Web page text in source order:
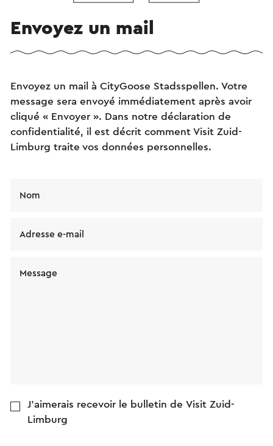
Envoyez un mail
Envoyez un mail à CityGoose Stadsspellen. Votre
message sera envoyé immédiatement après avoir
cliqué « Envoyer ». Dans notre déclaration de
confidentialité, il est décrit comment Visit Zuid-
Limburg traite vos données personnelles.
Nom
Adresse e-mail
Message
J'aimerais recevoir le bulletin de Visit Zuid-
Limburg